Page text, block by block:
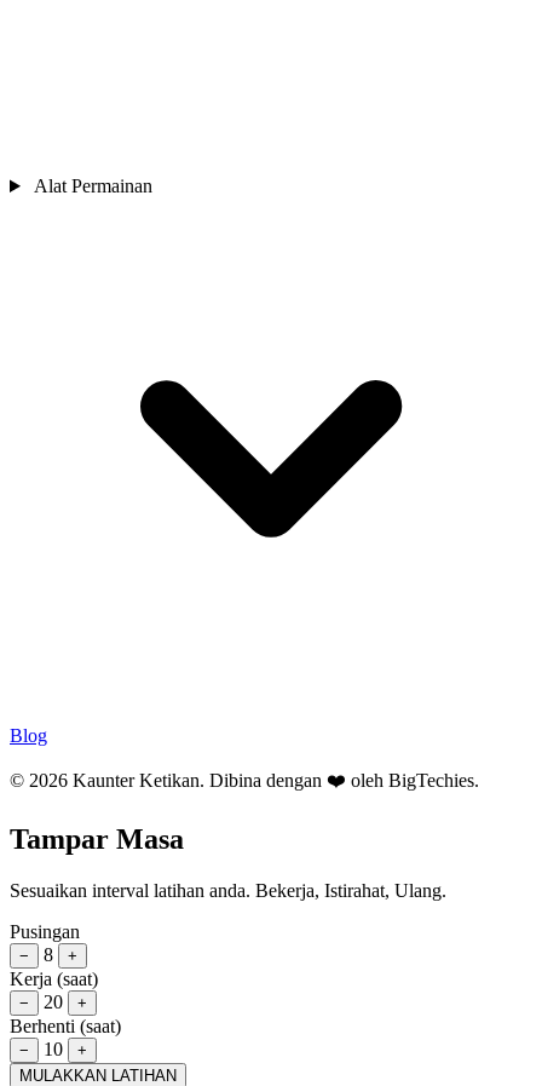
Alat Permainan
Blog
© 2026 Kaunter Ketikan. Dibina dengan ❤️ oleh BigTechies.
Tampar Masa
Sesuaikan interval latihan anda. Bekerja, Istirahat, Ulang.
Pusingan
− 8 +
Kerja (saat)
− 20 +
Berhenti (saat)
− 10
+
MULAKKAN LATIHAN